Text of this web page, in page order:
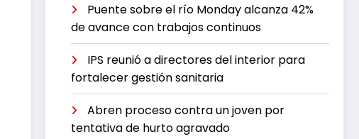
Puente sobre el río Monday alcanza 42%
de avance con trabajos continuos
IPS reunió a directores del interior para
fortalecer gestión sanitaria
Abren proceso contra un joven por
tentativa de hurto agravado